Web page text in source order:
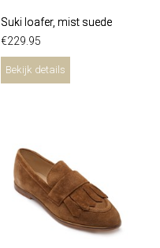
Suki loafer, mist suede
€229 95
Bekijk details